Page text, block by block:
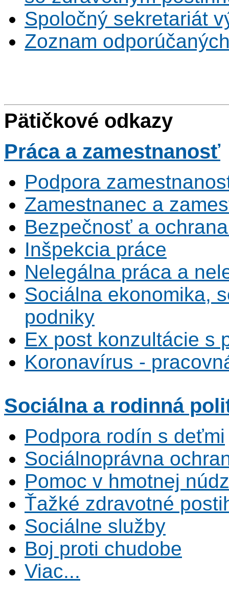
Spoločný sekretariát
Zoznam
Pätičkové odkazy
Prácaa zamestnanosť
Podpora
Zamestnanec a
Bezpečnosť a
Inšpekcia práce
Nelegálna práca a
Sociálna ekonomika,
podniky
Ex post konzultácie s
Koronavírus -
Sociálnaa rodinná
Podpora rodín s deťmi
Sociálnoprávna
Pomoc v hmotnej
Ťažké zdravotné
Sociálne služby
Boj proti chudobe
Viac...